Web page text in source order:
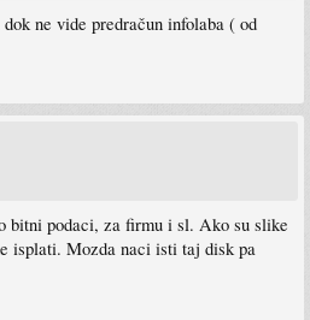
ne vide predračun infolaba ( od
bitni podaci, za firmu i sl. Ako su slike
isplati. Mozda naci isti taj disk pa